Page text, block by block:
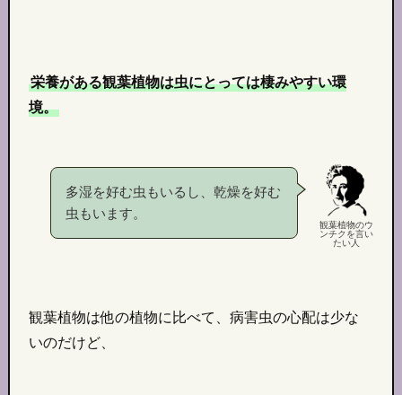
栄養がある観葉植物は虫にとっては棲みやすい環
境。
観葉植物のウ
ンチクを言い
たい人
多湿を好む虫もいるし、乾燥を好む
虫もいます。
観葉植物は他の植物に比べて、病害虫の心配は少な
いのだけど、